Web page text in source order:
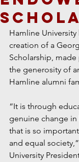
Hamline
creation of a
Scholarship,
the generosity of
Hamline alumni
“It is through
genuine change
that is so
and equal
University